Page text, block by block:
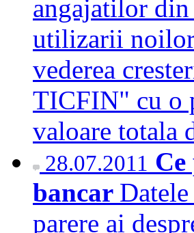
angajatilor
utilizarii
vederea
TICFIN" cu o
valoare
28.07.2011
bancar
parere ai